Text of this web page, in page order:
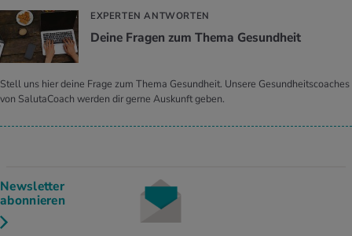
EXPERTEN ANTWORTEN
Deine Fra­gen zum Thema Ge­sund­heit
Stell uns hier deine Frage zum Thema Gesundheit. Unsere Gesundheitscoaches
von SalutaCoach werden dir gerne Auskunft geben.
Newsletter
abonnieren